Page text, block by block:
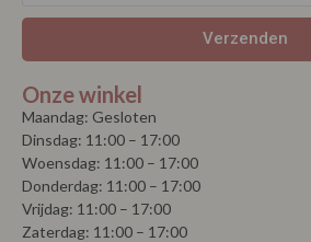
Verzenden
Onze winkel
Maandag: Gesloten
Dinsdag: 11:00 – 17:00
Woensdag: 11:00 – 17:00
Donderdag: 11:00 – 17:00
Vrijdag: 11:00 – 17:00
Zaterdag: 11:00 – 17:00